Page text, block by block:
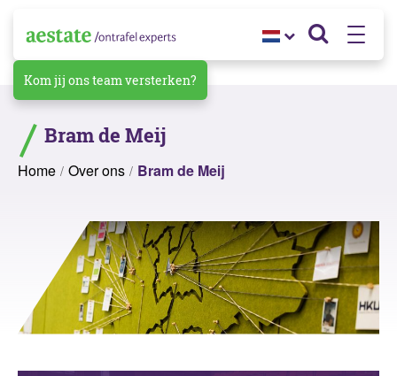
Kom jij ons team versterken?
Bram de Meij
Home Over ons Bram de Meij